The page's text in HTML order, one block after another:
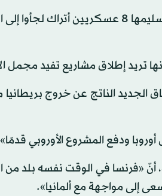
إلا أنّ أنقرة لوحت أمس، بأنها ستلغي الاتفاق المثير للجدل بعد رفض أثينا
تريد إطلاق مشاريع تفيد مجمل
الناتج عن خروج بريطانيا
ودفع المشروع الأوروبي
أنّ «فرنسا في الوقت نفسه بلد من
إلى مواجهة مع ألمانيا».